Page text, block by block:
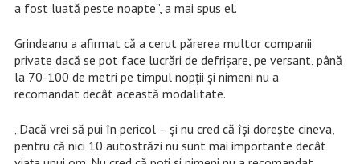
a fost luată peste noapte”, a mai spus el.
Grindeanu a afirmat că a cerut părerea multor companii
private dacă se pot face lucrări de defrişare, pe versant, până
la 70-100 de metri pe timpul nopţii şi nimeni nu a
recomandat decât această modalitate.
„Dacă vrei să pui în pericol – şi nu cred că îşi doreşte cineva,
pentru că nici 10 autostrăzi nu sunt mai importante decât